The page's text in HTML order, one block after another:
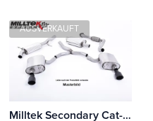
AUSVERKAUFT
Milltek Secondary Cat-back BMW 1 Series M Coupé (1M E82)